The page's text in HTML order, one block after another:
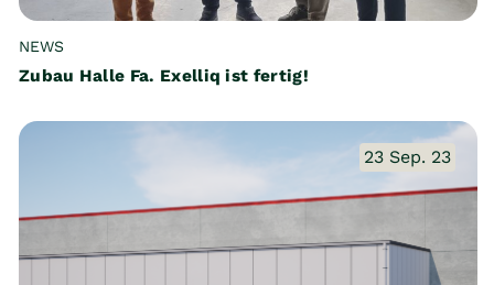
NEWS
Zubau Halle Fa. Exelliq ist fertig!
23 Sep. 23